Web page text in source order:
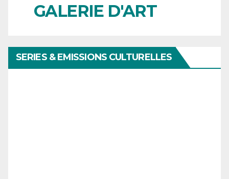
GALERIE D'ART
SERIES & EMISSIONS CULTURELLES